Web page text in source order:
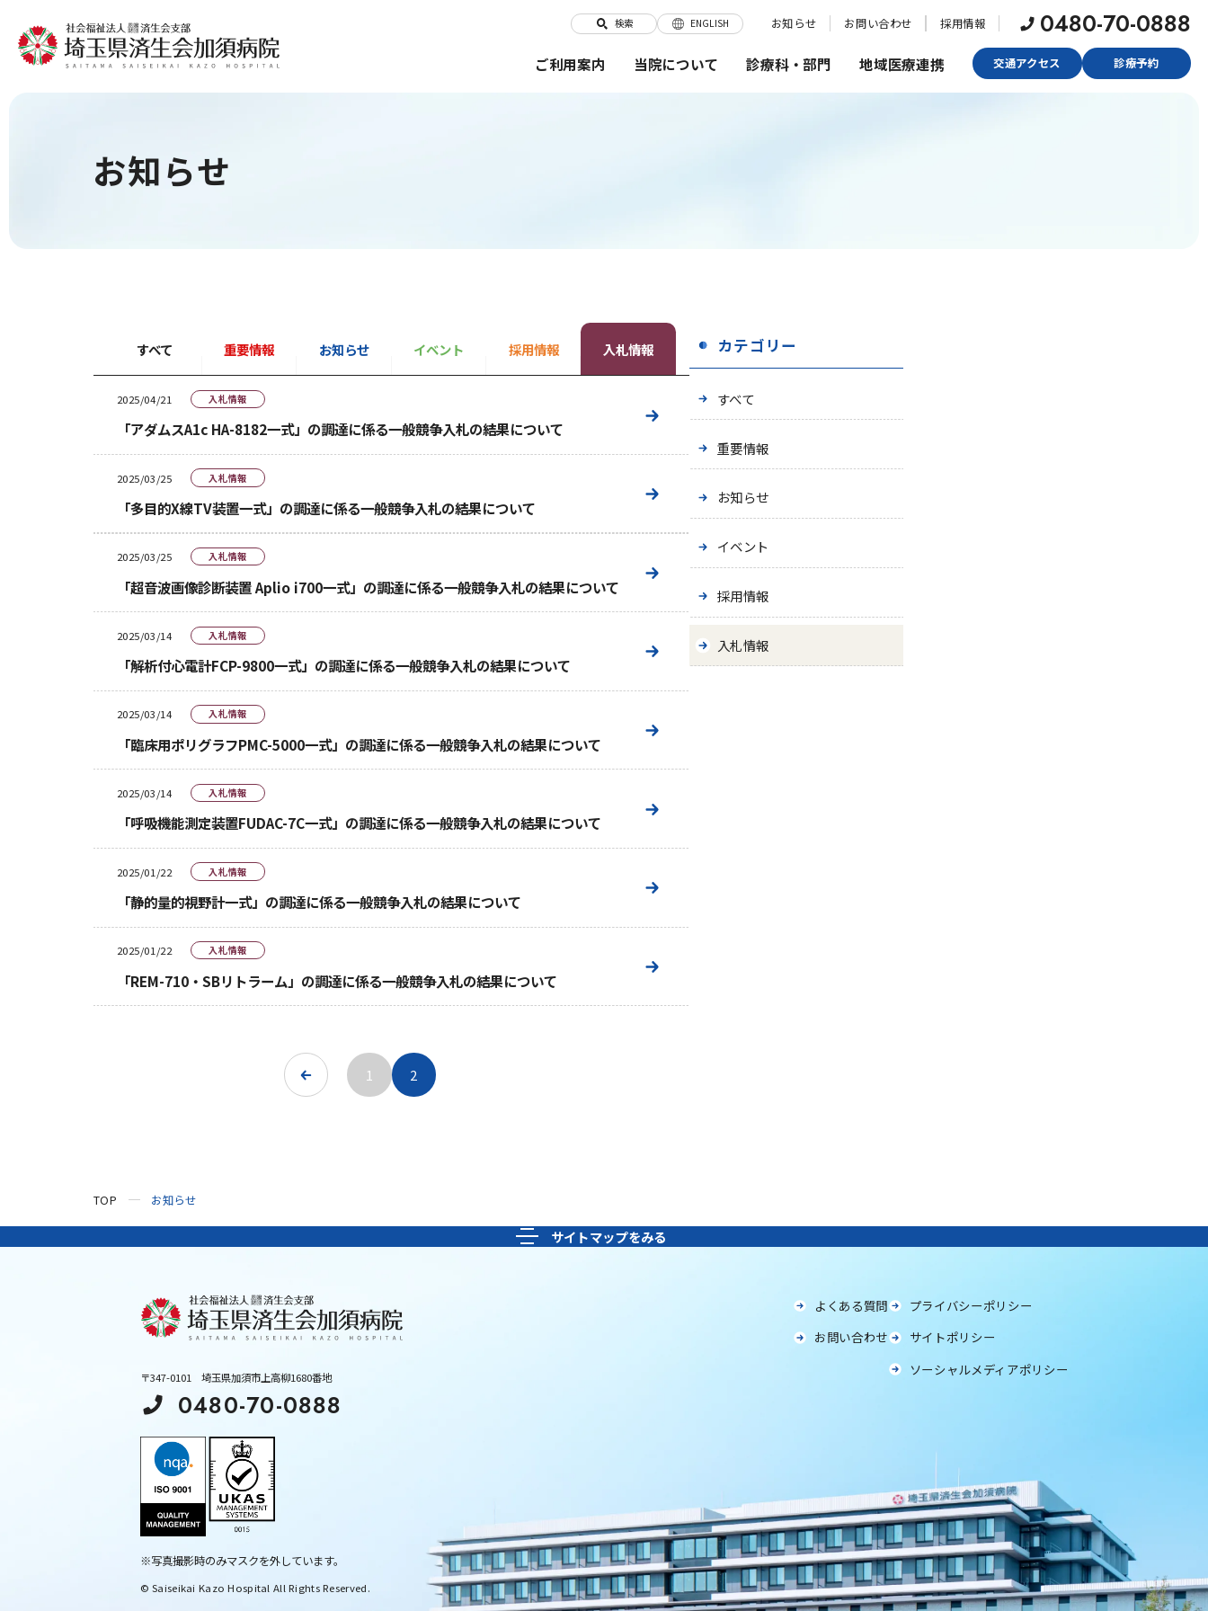
ご利用案内 当院について 診療科・部門 地域医療連携 交通アクセス 診療予約
検索 ENGLISH お知らせ お問い合わせ 採用情報 0480-70-0888
お知らせ
すべて 重要情報 お知らせ イベント 採用情報 入札情報
2025/04/21 入札情報
「アダムスA1c HA-8182一式」の調達に係る一般競争入札の結果について
2025/03/25 入札情報
「多目的X線TV装置一式」の調達に係る一般競争入札の結果について
2025/03/25 入札情報
「超音波画像診断装置 Aplio i700一式」の調達に係る一般競争入札の結果について
2025/03/14 入札情報
「解析付心電計FCP-9800一式」の調達に係る一般競争入札の結果について
2025/03/14 入札情報
「臨床用ポリグラフPMC-5000一式」の調達に係る一般競争入札の結果について
2025/03/14 入札情報
「呼吸機能測定装置FUDAC-7C一式」の調達に係る一般競争入札の結果について
2025/01/22 入札情報
「静的量的視野計一式」の調達に係る一般競争入札の結果について
2025/01/22 入札情報
「REM-710・SBリトラーム」の調達に係る一般競争入札の結果について
1 2
カテゴリー
すべて
重要情報
お知らせ
イベント
採用情報
入札情報
TOP お知らせ
〒347-0101 埼玉県加須市上高柳1680番地
0480-70-0888
※写真撮影時のみマスクを外しています。
© Saiseikai Kazo Hospital All Rights Reserved.
よくある質問
お問い合わせ
プライバシーポリシー
サイトポリシー
ソーシャルメディアポリシー